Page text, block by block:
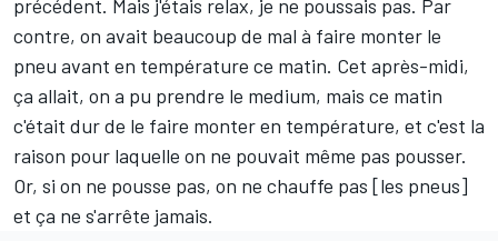
précédent. Mais j'étais relax, je ne poussais pas. Par
contre, on avait beaucoup de mal à faire monter le
pneu avant en température ce matin. Cet après-midi,
ça allait, on a pu prendre le medium, mais ce matin
c'était dur de le faire monter en température, et c'est la
raison pour laquelle on ne pouvait même pas pousser.
Or, si on ne pousse pas, on ne chauffe pas [les pneus]
et ça ne s'arrête jamais.